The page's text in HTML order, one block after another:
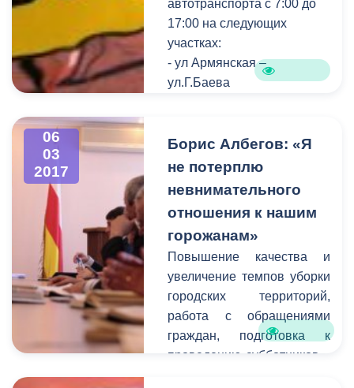
автотранспорта с 7:00 до
17:00 на следующих
участках:
- ул Армянская –
ул.Г.Баева
- ул.Церетели -
ул.Димитрова
-ул.Армянская- пр.Мира(
левая сторона)
Также будет
приостановлено
движение трамвая по
пр.Мира.
06
03
2017
Борис Албегов: «Я
не потерплю
невнимательного
отношения к нашим
горожанам»
Повышение качества и
увеличение темпов уборки
городских территорий,
работа с обращениями
граждан, подготовка к
проведению субботников –